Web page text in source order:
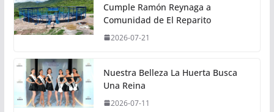
Cumple Ramón Reynaga a
Comunidad de El Reparito
2026-07-21
Nuestra Belleza La Huerta Busca
Una Reina
2026-07-11